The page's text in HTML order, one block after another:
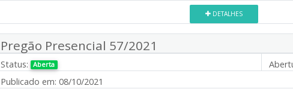
DETALHES
Pregão Presencial 57/2021
Status: Aberta
Publicado em: 08/10/2021